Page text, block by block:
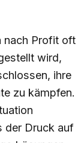
nach Profit oft
wird,
ihre
zu kämpfen.
der Druck auf